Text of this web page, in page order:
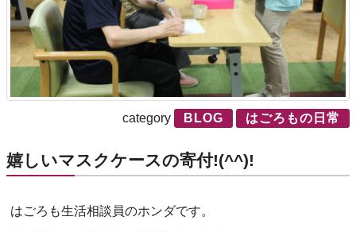
category BLOG はごろもの日常
嬉しいマスクケースの寄付!(^^)!
はごろも生活相談員のホンダです。